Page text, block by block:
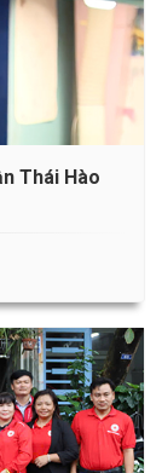
Thái Hào